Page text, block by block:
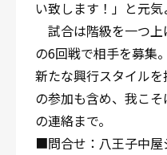
い致します！」と元気
試合は階級を一つ
の6回戦で相手を募集
新たな興行スタイルを
の参加も含め、我こ
の連絡まで。
■問合せ：八王子中